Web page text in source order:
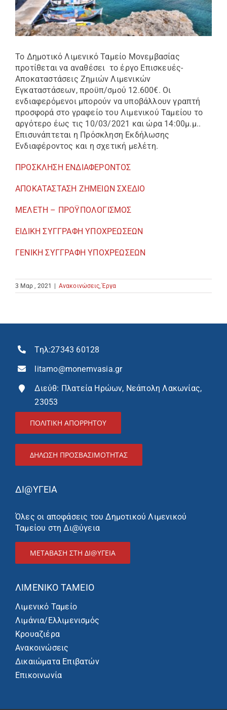
Το Δημοτικό Λιμενικό Ταμείο Μονεμβασίας
προτίθεται να αναθέσει το έργο Επισκευές-
Αποκαταστάσεις Ζημιών Λιμενικών
Εγκαταστάσεων, προϋπ/σμού 12.600€. Οι
ενδιαφερόμενοι μπορούν να υποβάλλουν γραπτή
προσφορά στο γραφείο του Λιμενικού Ταμείου το
αργότερο έως τις 10/03/2021 και ώρα 14:00μ.μ..
Επισυνάπτεται η Πρόσκληση Εκδήλωσης
Ενδιαφέροντος και η σχετική μελέτη.
ΠΡΟΣΚΛΗΣΗ ΕΝΔΙΑΦΕΡΟΝΤΟΣ
ΑΠΟΚΑΤΑΣΤΑΣΗ ΖΗΜΕΙΩΝ ΣΧΕΔΙΟ
ΜΕΛΕΤΗ – ΠΡΟΫΠΟΛΟΓΙΣΜΟΣ
ΕΙΔΙΚΗ ΣΥΓΓΡΑΦΗ ΥΠΟΧΡΕΩΣΕΩΝ
ΓΕΝΙΚΗ ΣΥΓΓΡΑΦΗ ΥΠΟΧΡΕΩΣΕΩΝ
3 Μαρ , 2021 | Ανακοινώσεις ,Έργα
Τηλ:27343 60128
litamo@monemvasia.gr
Διεύθ: Πλατεία Ηρώων, Νεάπολη Λακωνίας,
23053
ΠΟΛΙΤΙΚΗ ΑΠΟΡΡΗΤΟΥ
ΔΉΛΩΣΗ ΠΡΟΣΒΑΣΙΜΌΤΗΤΑΣ
ΔΙ@ΥΓΕΙΑ
Όλες οι αποφάσεις του Δημοτικού Λιμενικού
Ταμείου στη Δι@ύγεια
ΜΕΤΑΒΑΣΗ ΣΤΗ ΔΙ@ΥΓΕΙΑ
ΛΙΜΕΝΙΚΌ ΤΑΜΕΊΟ
Λιμενικό Ταμείο
Λιμάνια/Ελλιμενισμός
Κρουαζιέρα
Ανακοινώσεις
Δικαιώματα Επιβατών
Επικοινωνία